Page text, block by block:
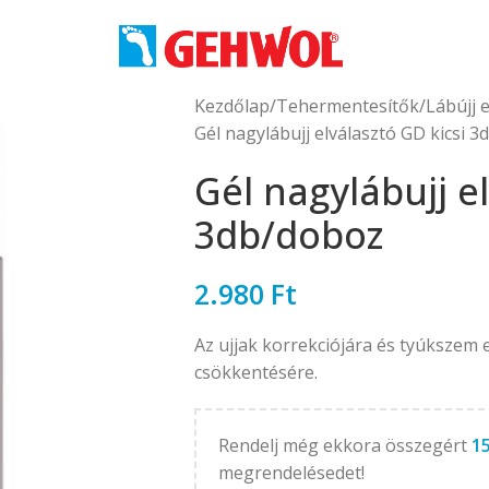
Kezdőlap Tehermentesítők Lábújj
Gél nagylábujj elválasztó GD kicsi
Gél nagylábujj
3db/doboz
2.980 Ft
Az ujjak korrekciójára és tyúkszem
csökkentésére.
Rendelj még ekkora összegért
megrendelésedet!